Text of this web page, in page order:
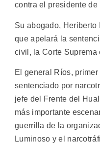
contra el presidente
Su abogado, Heriberto
que apelará la
civil, la Corte Suprema
El general Ríos,
sentenciado por
jefe del Frente del
más importante
guerrilla de la
Luminoso y el